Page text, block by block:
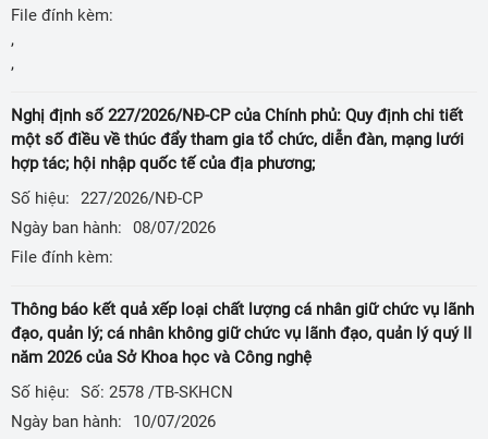
File đính kèm:
,
,
Nghị định số 227/2026/NĐ-CP của Chính phủ: Quy định chi tiết
một số điều về thúc đẩy tham gia tổ chức, diễn đàn, mạng lưới
hợp tác; hội nhập quốc tế của địa phương;
Số hiệu:
227/2026/NĐ-CP
Ngày ban hành:
08/07/2026
File đính kèm:
Thông báo kết quả xếp loại chất lượng cá nhân giữ chức vụ lãnh
đạo, quản lý; cá nhân không giữ chức vụ lãnh đạo, quản lý quý II
năm 2026 của Sở Khoa học và Công nghệ
Số hiệu:
Số: 2578 /TB-SKHCN
Ngày ban hành:
10/07/2026